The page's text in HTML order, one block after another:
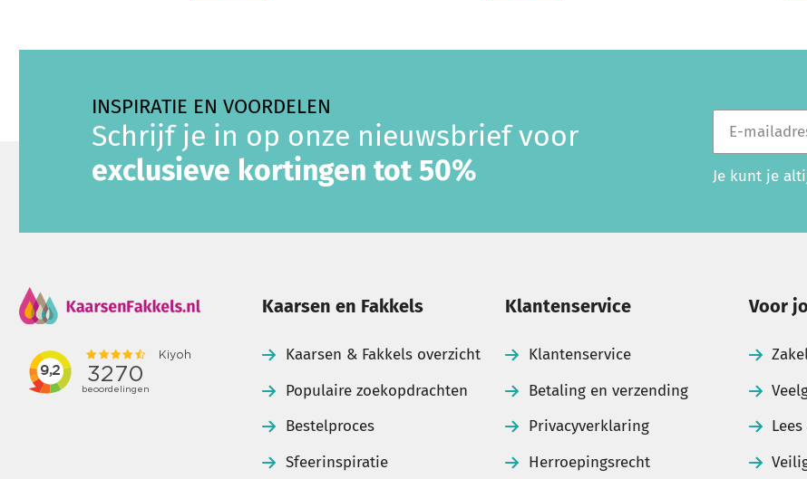
INSPIRATIE EN VOORDELEN
Schrijf je in op onze nieuwsbrief voor
exclusieve kortingen tot 50%
Je kunt je
Kaarsen en Fakkels
Kaarsen & Fakkels overzicht
Populaire zoekopdrachten
Bestelproces
Sfeerinspiratie
Klantenservice
Klantenservice
Betaling en verzending
Privacyverklaring
Herroepingsrecht
Voor